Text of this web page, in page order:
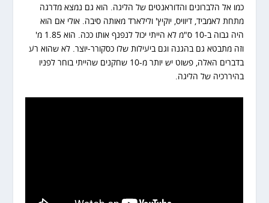
כמו אל הלברונים והדוראנטים של הליגה. הוא גם נמצא מדרגה
מתחת לאמביד, דיוויס, יוקיץ' ולילארד מאותה סיבה. אולי אם הוא
היה גבוה ב-10 ס"מ לא הייתי יכול לנפנף אותו ככה. הוא 1.85 מ'
וזה מתבטא גם בהגנה וגם ביעילות שלו כסקורר-יוצר. לא שהוא רע
בדברים האלה, פשוט יש יותר מ-10 שחקנים שהייתי בוחר לפניו
בהיררכיה של הליגה.